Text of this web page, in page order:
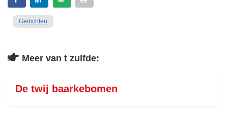
Gedichten
Meer van t zulfde:
De twij baarkebomen